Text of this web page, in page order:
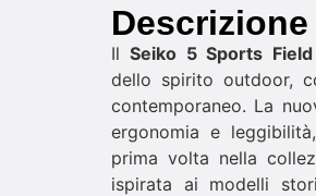
Descrizione
IlSeiko 5 Sports Field
dello spirito outdoor,
contemporaneo. La
ergonomia e
prima volta nella
ispirata ai modelli